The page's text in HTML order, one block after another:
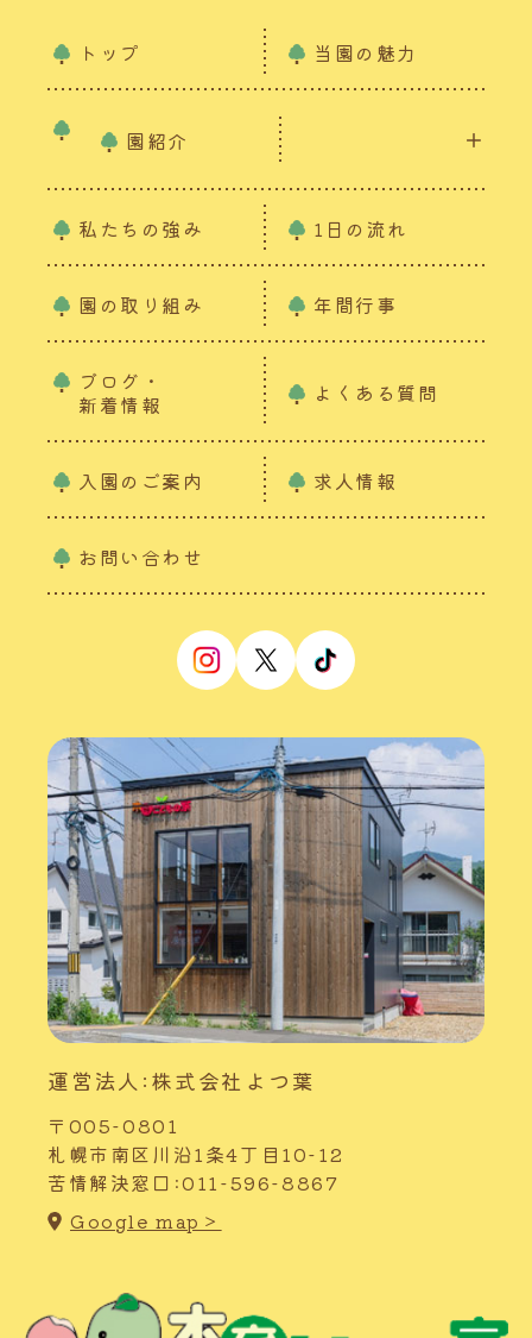
トップ 当園の魅力
園紹介
私たちの強み 1日の流れ
園の取り組み 年間行事
ブログ・
新着情報
よくある質問
入園のご案内 求人情報
お問い合わせ
運営法人:株式会社よつ葉
〒005-0801
札幌市南区川沿1条4丁目10-12
苦情解決窓口:011-596-8867
Google map＞